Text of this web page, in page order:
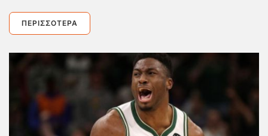
ΠΕΡΙΣΣΌΤΕΡΑ